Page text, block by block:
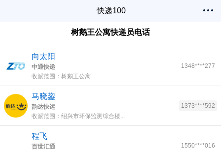
快递100
树鹅王公寓快递员电话
向太阳
中通快递
收派范围：树鹅王公寓...
1348****277
马晓鋆
韵达快运
收派范围：绍兴市环保监测综合楼...
1373****592
程飞
百世汇通
1550****016